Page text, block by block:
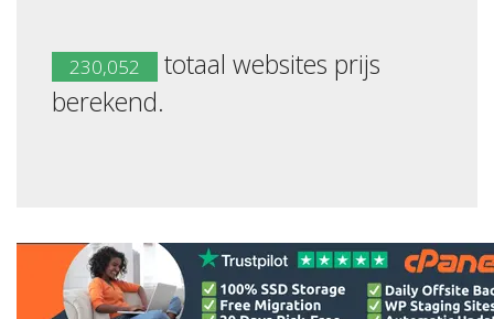
230,052
totaal websites prijs
berekend.